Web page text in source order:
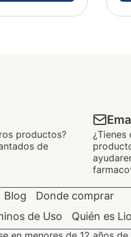
productos?
de
Blog
Donde comprar
de Uso Quién es